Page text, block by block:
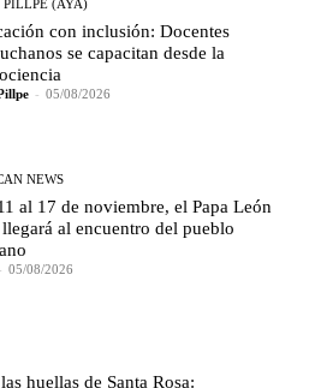
PILLPE (AYA)
con inclusión: Docentes
se capacitan desde la
- 05/08/2026
NEWS
al 17 de noviembre, el Papa León
al encuentro del pueblo
05/08/2026
huellas de Santa Rosa: